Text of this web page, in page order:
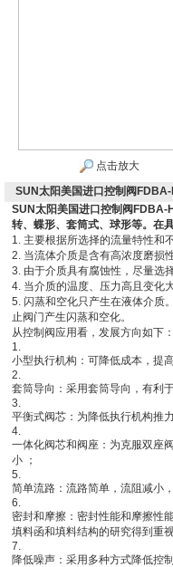
点击放大
SUN太阳美国进口控制阀
SUN太阳美国进口控制阀FDBA-
转、蝶形、套筒式、球形等。在
1. 主要根据所选择的流量特性和
2. 当流体介质是含有高浓度磨损
3. 由于介质具有腐蚀性，尽量选
4. 当介质的温度、压力高且变化
5. 闪蒸和空化只产生在液体介质
止阀门产生闪蒸和空化。
从控制阀应用看，发展方向如下
1.
小型执行机构：可降低成本，提
2.
套筒导向：采用套筒导向，有利
3.
平衡式阀芯：为降低执行机构推
4.
一体化阀芯和阀座：为克服双座
小 ；
5.
简单流路：流路简单，流阻减小
6.
密封和摩擦：密封性能和摩擦性
填料函和填料结构的研究得到重
7.
降低噪声：采用多种方式降低控